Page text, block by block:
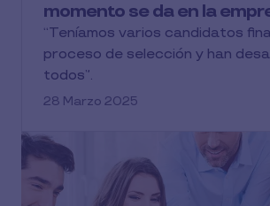
momento se da en la
“Teníamos varios candidatos
proceso de selección y han
todos”.
28 Marzo 2025